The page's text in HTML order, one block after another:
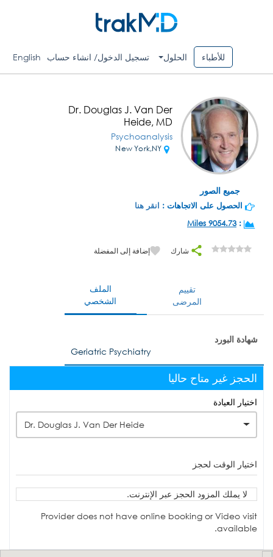
للأطباء الحلول تسجيل الدخول/ انشاء حساب English
جميع الصور
Dr. Douglas J. Van Der
Heide, MD
Psychoanalysis
الحصول على الاتجاهات : انقر هنا
:
9054.73 Miles
شارك إضافة إلى المفضلة
الملف
الشخصي
تقييم
المرضى
شهادة البورد
Geriatric Psychiatry
الحجز غير متاح حاليا
اختيار العيادة
Dr. Douglas J. Van Der Heide
اختيار الوقت لحجز
لا يملك المزود الحجز عبر الإنترنت.
Provider does not have online booking or Video visit
available.